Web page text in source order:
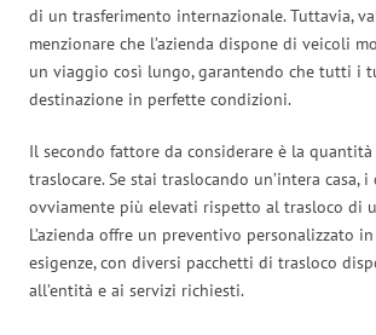
di un trasferimento internazionale. Tuttavia,
menzionare che l’azienda dispone di veicoli
un viaggio così lungo, garantendo che tutti i
destinazione in perfette condizioni.
Il secondo fattore da considerare è la
traslocare. Se stai traslocando un’intera casa,
ovviamente più elevati rispetto al trasloco di
L’azienda offre un preventivo personalizzato
esigenze, con diversi pacchetti di trasloco
all’entità e ai servizi richiesti.